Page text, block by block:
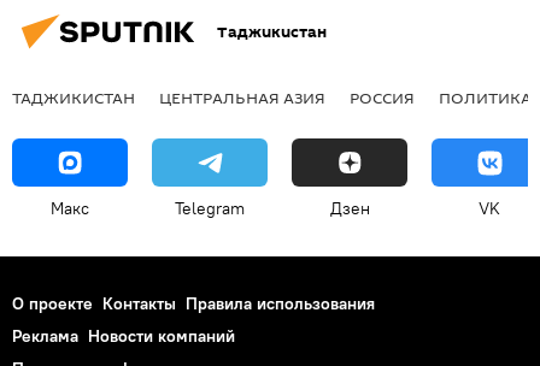
Таджикистан
ТАДЖИКИСТАН ЦЕНТРАЛЬНАЯ АЗИЯ РОССИЯ ПОЛИТИКА
Макс Telegram Дзен VK
О проекте Контакты Правила использования
Реклама Новости компаний